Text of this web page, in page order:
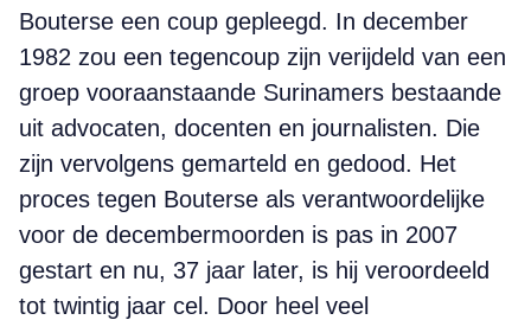
Bouterse een coup gepleegd. In december
1982 zou een tegencoup zijn verijdeld van een
groep vooraanstaande Surinamers bestaande
uit advocaten, docenten en journalisten. Die
zijn vervolgens gemarteld en gedood. Het
proces tegen Bouterse als verantwoordelijke
voor de decembermoorden is pas in 2007
gestart en nu, 37 jaar later, is hij veroordeeld
tot twintig jaar cel. Door heel veel